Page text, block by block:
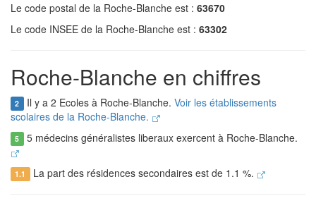
Le code postal de la Roche-Blanche est : 63670
Le code INSEE de la Roche-Blanche est : 63302
Roche-Blanche en chiffres
2 Il y a 2 Ecoles à Roche-Blanche. Voir les établissements
scolaires de la Roche-Blanche.
5 5 médecins généralistes liberaux exercent à Roche-Blanche.
1.1 La part des résidences secondaires est de 1.1 %.